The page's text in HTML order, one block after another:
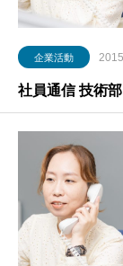
企業活動
社員通信 技術